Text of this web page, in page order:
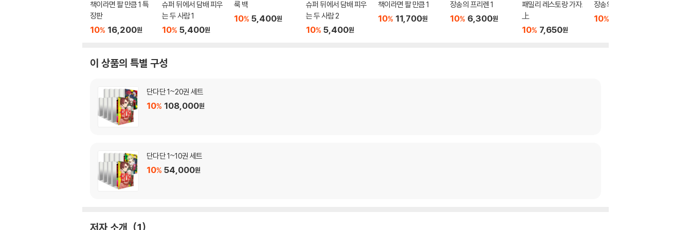
책이라면 팔 만큼 1 특
장판
10% 16,200원
슈퍼 뒤에서 담배 피우
는 두 사람 1
10% 5,400원
룩 백
10% 5,400원
슈퍼 뒤에서 담배 피우
는 두 사람 2
10% 5,400원
책이라면 팔 만큼 1
10% 11,700원
장송의 프리렌 1
10% 6,300원
패밀리 레스토랑 가자.
上
10% 7,650원
장송의 프리렌 5
10%
이 상품의 특별 구성
단다단 1~20권 세트
10% 108,000원
단다단 1~10권 세트
10% 54,000원
저자 소개 1